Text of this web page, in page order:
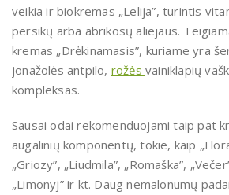
veikia ir biokremas „Lelija”, turintis
persikų arba abrikosų aliejaus.
kremas „Drėkinamasis”, kuriame yra
jonažolės antpilo, rožėsvainiklapių
kompleksas.
Sausai odai rekomenduojami taip pat
augalinių komponentų, tokie, kaip
„Griozy”, „Liudmila”, „Romaška”,
„Limonyj” ir kt. Daug nemalonumų